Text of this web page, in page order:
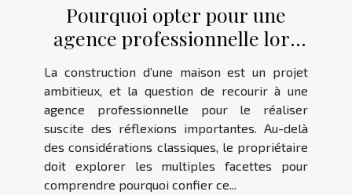
Pourquoi opter pour une
agence professionnelle lors
maison ?
La construction d’une maison est un projet
ambitieux, et la question de recourir à une
agence professionnelle pour le réaliser
suscite des réflexions importantes. Au-delà
des considérations classiques, le propriétaire
doit explorer les multiples facettes pour
comprendre pourquoi confier ce...